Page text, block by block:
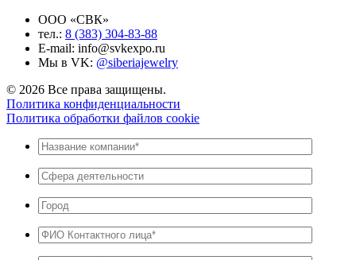
ООО «СВК»
тел.: 8 (383) 304-83-88
E-mail: info@svkexpo.ru
Мы в VK: @siberiajewelry
© 2026 Все права защищены.
Политика конфиденциальности
Политика обработки файлов cookie